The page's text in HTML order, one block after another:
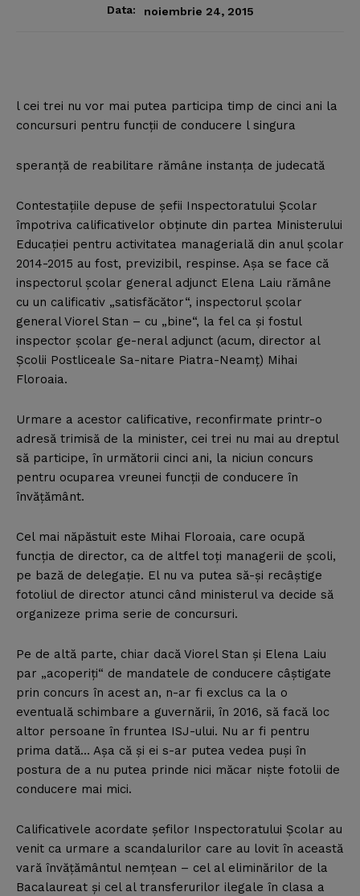
Data:
noiembrie 24, 2015
l cei trei nu vor mai putea participa timp de cinci ani la
concursuri pentru funcţii de conducere l singura
speranţă de reabilitare rămâne instanţa de judecată
Contestaţiile depuse de şefii Inspectoratului Şcolar
împotriva calificativelor obţinute din partea Ministerului
Educaţiei pentru activitatea managerială din anul şcolar
2014-2015 au fost, previzibil, respinse. Aşa se face că
inspectorul şcolar general adjunct Elena Laiu rămâne
cu un calificativ „satisfăcător“, inspectorul şcolar
general Viorel Stan – cu „bine“, la fel ca şi fostul
inspector şcolar ge-neral adjunct (acum, director al
Şcolii Postliceale Sa-nitare Piatra-Neamţ) Mihai
Floroaia.
Urmare a acestor calificative, reconfirmate printr-o
adresă trimisă de la minister, cei trei nu mai au dreptul
să participe, în următorii cinci ani, la niciun concurs
pentru ocuparea vreunei funcţii de conducere în
învăţământ.
Cel mai năpăstuit este Mihai Floroaia, care ocupă
funcţia de director, ca de altfel toţi managerii de şcoli,
pe bază de delegaţie. El nu va putea să-şi recâştige
fotoliul de director atunci când ministerul va decide să
organizeze prima serie de concursuri.
Pe de altă parte, chiar dacă Viorel Stan şi Elena Laiu
par „acoperiţi“ de mandatele de conducere câştigate
prin concurs în acest an, n-ar fi exclus ca la o
eventuală schimbare a guvernării, în 2016, să facă loc
altor persoane în fruntea ISJ-ului. Nu ar fi pentru
prima dată… Aşa că şi ei s-ar putea vedea puşi în
postura de a nu putea prinde nici măcar nişte fotolii de
conducere mai mici.
Calificativele acordate şefilor Inspectoratului Şcolar au
venit ca urmare a scandalurilor care au lovit în această
vară învăţământul nemţean – cel al eliminărilor de la
Bacalaureat şi cel al transferurilor ilegale în clasa a